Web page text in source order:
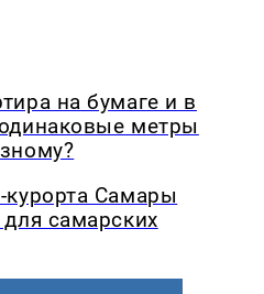
на бумаге и в
метры
курорта Самары
самарских